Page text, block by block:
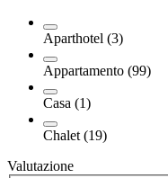
Aparthotel (3)
Appartamento (99)
Casa (1)
Chalet (19)
Valutazione